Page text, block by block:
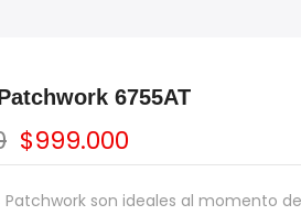
6755AT
$999.000
Patchwork son ideales al momento